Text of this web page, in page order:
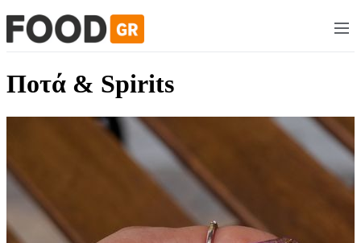
Ποτά & Spirits